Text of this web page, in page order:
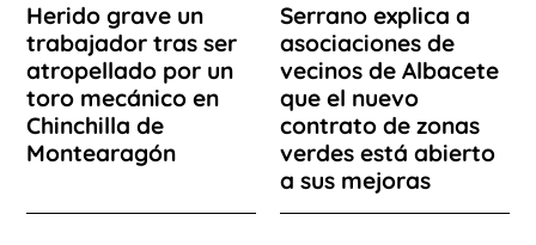
Herido grave un
trabajador tras ser
atropellado por un
toro mecánico en
Chinchilla de
Montearagón
Serrano explica a
asociaciones de
vecinos de Albacete
que el nuevo
contrato de zonas
verdes está abierto
a sus mejoras